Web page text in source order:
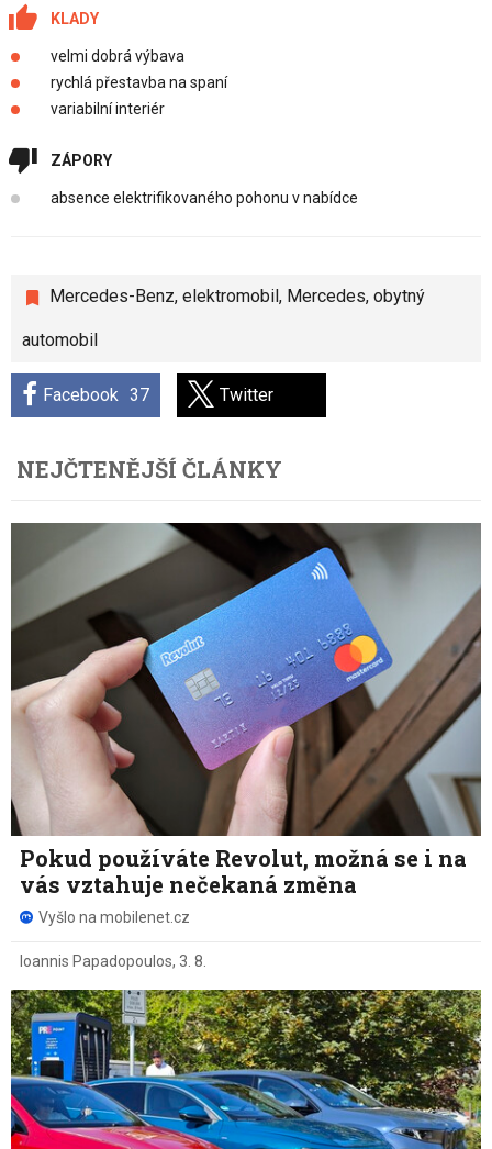
KLADY
velmi dobrá výbava
rychlá přestavba na spaní
variabilní interiér
ZÁPORY
absence elektrifikovaného pohonu v nabídce
Mercedes-Benz, elektromobil, Mercedes, obytný
automobil
Facebook 37 Twitter
NEJČTENĚJŠÍ ČLÁNKY
Pokud používáte Revolut, možná se i na
vás vztahuje nečekaná změna
Vyšlo na mobilenet.cz
Ioannis Papadopoulos, 3. 8.